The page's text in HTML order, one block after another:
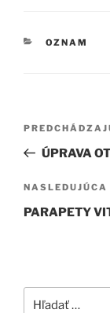
KATEGÓRIE
OZNAM
Navigácia
článku
článokÚPRAVA
Ďalší
článok
NASLEDUJÚCA
PARAPETY